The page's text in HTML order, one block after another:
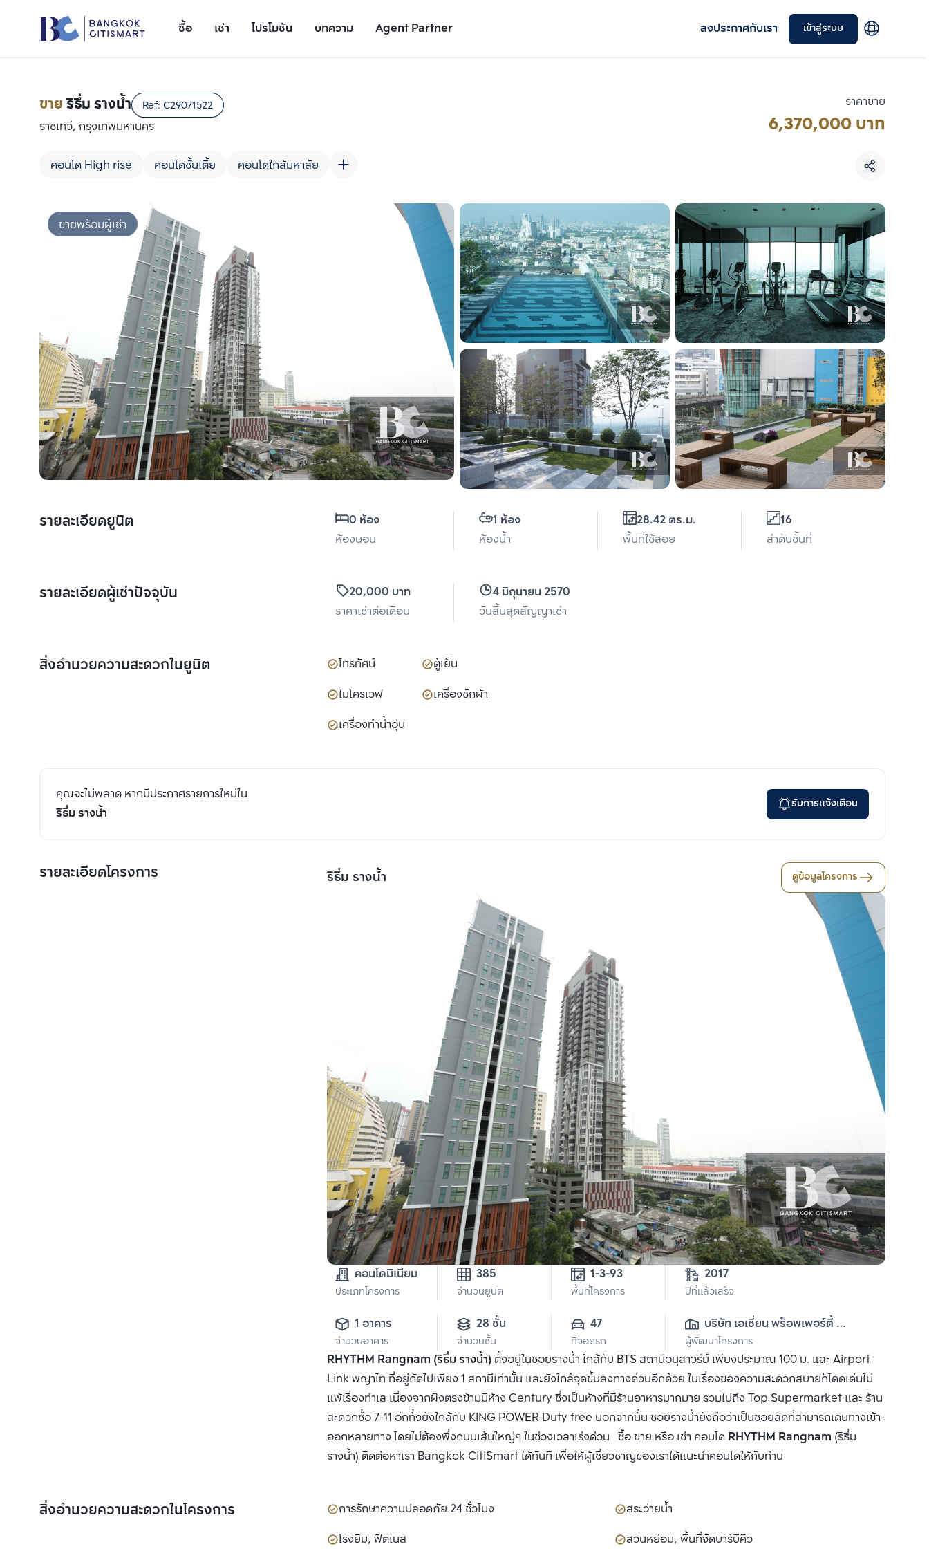
ซื้อ เช่า โปรโมชัน บทความ Agent Partner ลงประกาศกับเรา เข้าสู่ระบบ
รายละเอียดยูนิต
ขายริธึ่ม รางน้ำ Ref: C29071522
ราชเทวี, กรุงเทพมหานคร
คอนโด High rise คอนโดชั้นเตี้ย คอนโดใกล้มหาลัย
ราคาขาย
6,370,000 บาท
ขายพร้อมผู้เช่า
รายละเอียดยูนิต
0 ห้อง
ห้องนอน
1 ห้อง
ห้องน้ำ
28.42 ตร.ม.
พื้นที่ใช้สอย
16
ลำดับชั้นที่
รายละเอียดผู้เช่าปัจจุบัน
20,000 บาท
ราคาเช่าต่อเดือน
4 มิถุนายน 2570
วันสิ้นสุดสัญญาเช่า
สิ่งอำนวยความสะดวกในยูนิต โทรทัศน์
ตู้เย็น
ไมโครเวฟ
เครื่องซักผ้า
เครื่องทำน้ำอุ่น
คุณจะไม่พลาด หากมีประกาศรายการใหม่ใน
ริธึ่ม รางน้ำ
รับการแจ้งเตือน
รายละเอียดโครงการ ริธึ่ม รางน้ำ ดูข้อมูลโครงการ
คอนโดมิเนียม
ประเภทโครงการ
385
จำนวนยูนิต
1-3-93
พื้นที่โครงการ
2017
ปีที่แล้วเสร็จ
1 อาคาร
จำนวนอาคาร
28 ชั้น
จำนวนชั้น
47
ที่จอดรถ
บริษัท เอเชี่ยน พร็อพเพอร์ตี้
(2015) จำกัด
ผู้พัฒนาโครงการ
RHYTHM Rangnam (ริธึ่ม รางน้ำ)ตั้งอยู่ในซอยรางน้ำ ใกล้กับ BTS สถานีอนุสาวรีย์ เพียงประมาณ 100 ม. และ Airport
Link พญาไท ที่อยู่ถัดไปเพียง 1 สถานีเท่านั้น และยังใกล้จุดขึ้นลงทางด่วนอีกด้วย ในเรื่องของความสะดวกสบายก็โดดเด่นไม่
แพ้เรื่องทำเล เนื่องจากฝั่งตรงข้ามมีห้าง Century ซึ่งเป็นห้างที่มีร้านอาหารมากมาย รวมไปถึง Top Supermarket และ ร้าน
สะดวกซื้อ 7-11 อีกทั้งยังใกล้กับ KING POWER Duty free นอกจากนั้น ซอยรางน้ำยังถือว่าเป็นซอยลัดที่สามารถเดินทางเข้า-
ออกหลายทาง โดยไม่ต้องพึ่งถนนเส้นใหญ่ๆ ในช่วงเวลาเร่งด่วน ซื้อ ขาย หรือ เช่า คอนโดRHYTHM Rangnam (ริธึ่ม
รางน้ำ) ติดต่อหาเรา Bangkok CitiSmart ได้ทันที เพื่อให้ผู้เชี่ยวชาญของเราได้แนะนำคอนโดให้กับท่าน
สิ่งอำนวยความสะดวกในโครงการ การรักษาความปลอดภัย 24 ชั่วโมง
สระว่ายน้ำ
โรงยิม, ฟิตเนส
สวนหย่อม, พื้นที่จัดบาร์บีคิว
เพิ่มยูนิตเปรียบเทียบ
รายการที่ 1
เพิ่มยูนิตเปรียบเทียบ
รายการที่ 3
เลือกยูนิตเพื่อเปรียบเทียบ
เลือกได้สูงสุด 3 รายการ
เปรียบเทียบ
ลบทั้งหมด